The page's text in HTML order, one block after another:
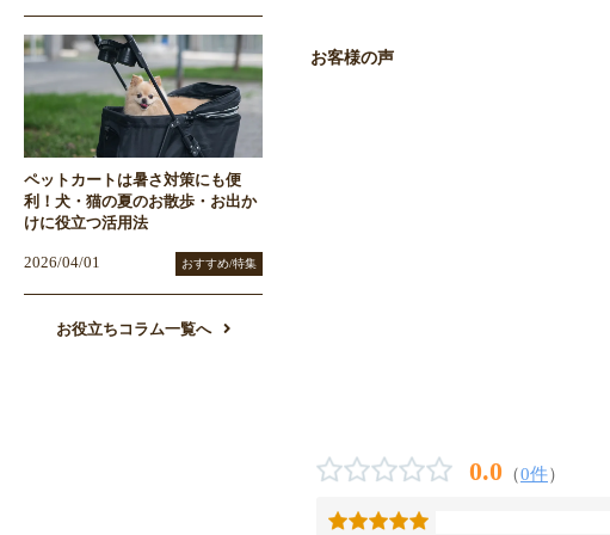
お客様の声
0.0 （0件）
ペットカートは暑さ対策にも便
利！犬・猫の夏のお散歩・お出か
けに役立つ活用法
2026/04/01 おすすめ/特集
お役立ちコラム一覧へ